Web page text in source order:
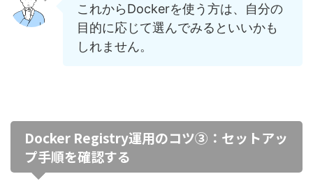
これからDockerを使う方は、自分の
目的に応じて選んでみるといいかも
しれません。
Docker Registry運用のコツ③：セットアッ
プ手順を確認する